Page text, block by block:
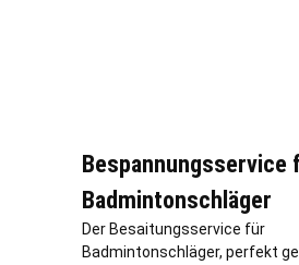
Bespannungsservice
Badmintonschläger
Der Besaitungsservice für
Badmintonschläger, perfekt